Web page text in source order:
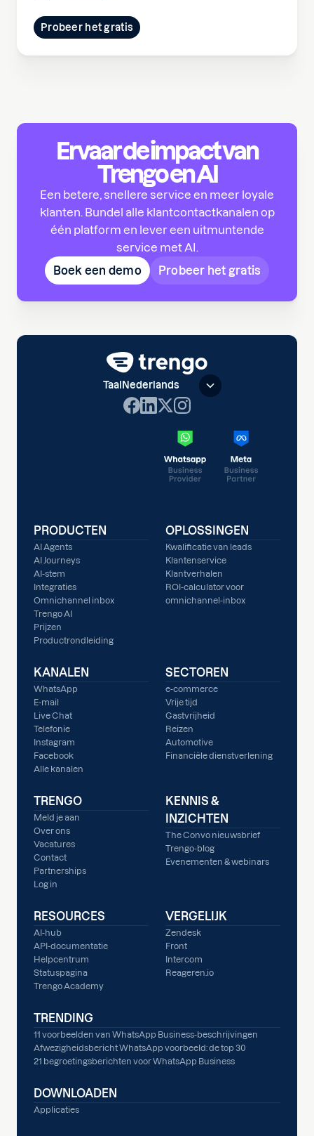
Probeer het gratis
Ervaar de impact van
Trengo en AI
Een betere, snellere service en meer loyale
klanten. Bundel alle klantcontactkanalen op
één platform en lever een uitmuntende
service met AI.
Boek een demo
Probeer het gratis
Taal Nederlands
PRODUCTEN
AI Agents
AI Journeys
AI-stem
Integraties
Omnichannel inbox
Trengo AI
Prijzen
Productrondleiding
OPLOSSINGEN
Kwalificatie van leads
Klantenservice
Klantverhalen
ROI-calculator voor
omnichannel-inbox
KANALEN
WhatsApp
E-mail
Live Chat
Telefonie
Instagram
Facebook
Alle kanalen
SECTOREN
e-commerce
Vrije tijd
Gastvrijheid
Reizen
Automotive
Financiële dienstverlening
TRENGO
Meld je aan
Over ons
Vacatures
Contact
Partnerships
Log in
KENNIS &
INZICHTEN
The Convo nieuwsbrief
Trengo-blog
Evenementen & webinars
RESOURCES
AI-hub
API-documentatie
Helpcentrum
Statuspagina
Trengo Academy
VERGELIJK
Zendesk
Front
Intercom
Reageren.io
TRENDING
11 voorbeelden van WhatsApp Business-beschrijvingen
Afwezigheidsbericht WhatsApp voorbeeld: de top 30
21 begroetingsberichten voor WhatsApp Business
DOWNLOADEN
Applicaties